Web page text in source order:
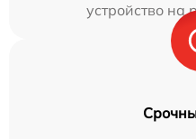
устройство на